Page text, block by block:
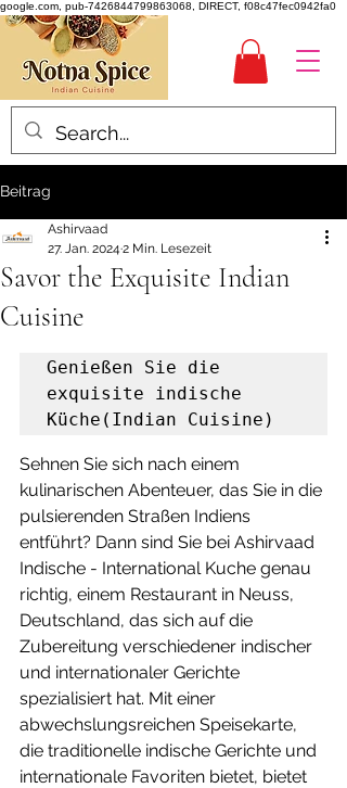
google.com, pub-7426844799863068, DIRECT, f08c47fec0942fa0
Beitrag
Savor the Exquisite Indian
Cuisine
Ashirvaad
27. Jan. 2024 2 Min. Lesezeit
Genießen Sie die
exquisite indische
Küche(Indian Cuisine)
Sehnen Sie sich nach einem
kulinarischen Abenteuer, das Sie in die
pulsierenden Straßen Indiens
entführt? Dann sind Sie bei Ashirvaad
Indische - International Kuche genau
richtig, einem Restaurant in Neuss,
Deutschland, das sich auf die
Zubereitung verschiedener indischer
und internationaler Gerichte
spezialisiert hat. Mit einer
abwechslungsreichen Speisekarte,
die traditionelle indische Gerichte und
internationale Favoriten bietet, bietet